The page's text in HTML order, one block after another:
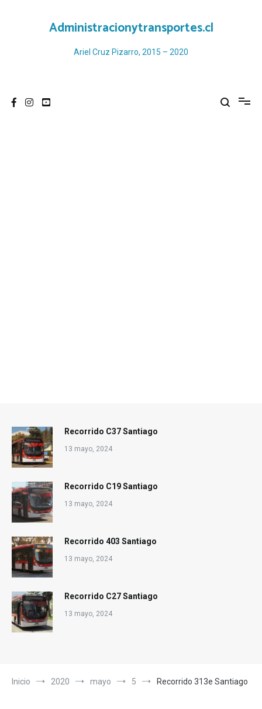
Administracionytransportes.cl
Ariel Cruz Pizarro, 2015 – 2020
Recorrido C37 Santiago
13 mayo, 2024
Recorrido C19 Santiago
13 mayo, 2024
Recorrido 403 Santiago
13 mayo, 2024
Recorrido C27 Santiago
13 mayo, 2024
Inicio 2020 mayo 5 Recorrido 313e Santiago